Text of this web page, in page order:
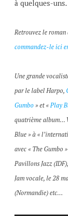
à quelques-uns.
Retrouvez le
commandez-le ici
Une grande
par le label Harpo,
Gumbo » et «Play
quatrième album…
Blue » à «
avec « The Gumbo
Pavillons Jazz
Jam vocale, le 28
(Normandie) etc…